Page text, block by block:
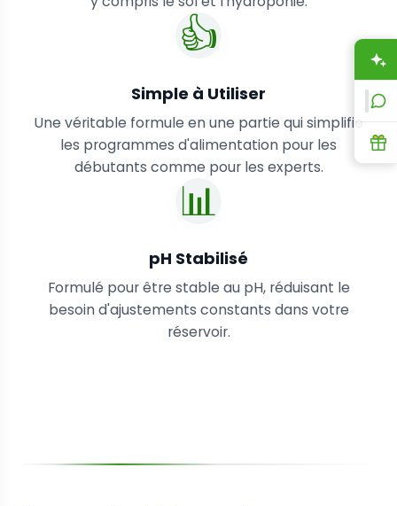
👍
Simple à Utiliser
Une véritable formule en une partie qui simplifie
les programmes d'alimentation pour les
débutants comme pour les experts.
📊
pH Stabilisé
Formulé pour être stable au pH, réduisant le
besoin d'ajustements constants dans votre
réservoir.